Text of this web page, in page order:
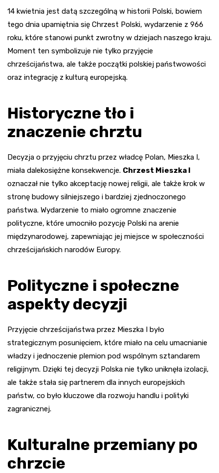
14 kwietnia jest datą szczególną w historii Polski, bowiem
tego dnia upamiętnia się Chrzest Polski, wydarzenie z 966
roku, które stanowi punkt zwrotny w dziejach naszego kraju.
Moment ten symbolizuje nie tylko przyjęcie
chrześcijaństwa, ale także początki polskiej państwowości
oraz integrację z kulturą europejską.
Historyczne tło i
znaczenie chrztu
Decyzja o przyjęciu chrztu przez władcę Polan, Mieszka I,
miała dalekosiężne konsekwencje. Chrzest Mieszka I
oznaczał nie tylko akceptację nowej religii, ale także krok w
stronę budowy silniejszego i bardziej zjednoczonego
państwa. Wydarzenie to miało ogromne znaczenie
polityczne, które umocniło pozycję Polski na arenie
międzynarodowej, zapewniając jej miejsce w społeczności
chrześcijańskich narodów Europy.
Polityczne i społeczne
aspekty decyzji
Przyjęcie chrześcijaństwa przez Mieszka I było
strategicznym posunięciem, które miało na celu umacnianie
władzy i jednoczenie plemion pod wspólnym sztandarem
religijnym. Dzięki tej decyzji Polska nie tylko uniknęła izolacji,
ale także stała się partnerem dla innych europejskich
państw, co było kluczowe dla rozwoju handlu i polityki
zagranicznej.
Kulturalne przemiany po
chrzcie